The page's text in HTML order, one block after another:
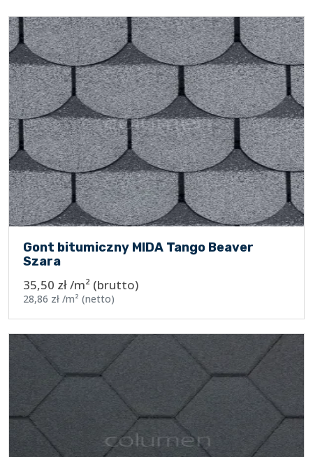
Gont bitumiczny MIDA Tango Beaver
Szara
35,50 zł/m² (brutto)
28,86 zł /m² (netto)